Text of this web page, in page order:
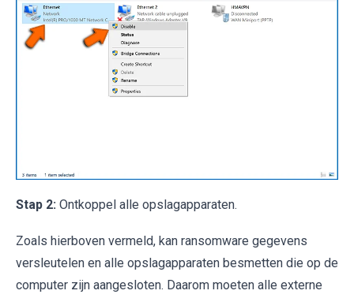
Stap 2: Ontkoppel alle opslagapparaten.
Zoals hierboven vermeld, kan ransomware gegevens
versleutelen en alle opslagapparaten besmetten die op de
computer zijn aangesloten. Daarom moeten alle externe